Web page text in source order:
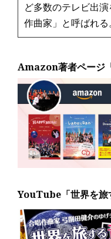
ど多数のテレビ出
作曲家」と呼ばれる。
Amazon著者ページ
YouTube「世界を旅